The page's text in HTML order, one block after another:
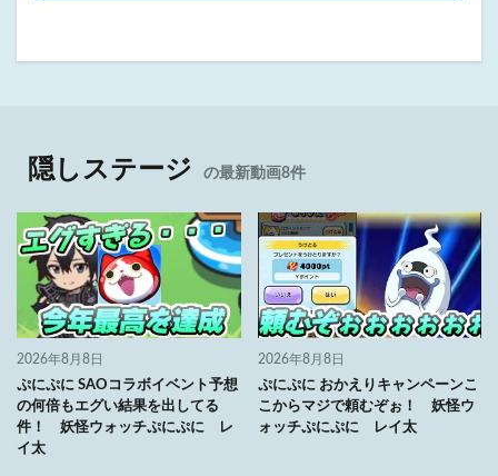
隠しステージ の最新動画8件
2026年8月8日
ぷにぷに SAOコラボイベント予想
の何倍もエグい結果を出してる
件！ 妖怪ウォッチぷにぷに レ
イ太
2026年8月8日
ぷにぷに おかえりキャンペーンこ
こからマジで頼むぞぉ！ 妖怪ウ
ォッチぷにぷに レイ太